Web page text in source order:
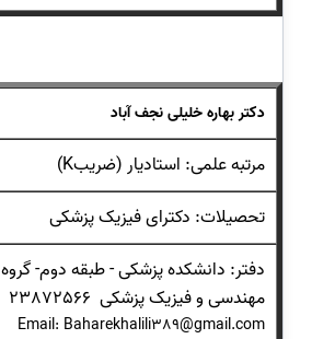
دکتر بهاره خلیلی نجف آباد
مرتبه علمی: استادیار (ضریبK)
تحصیلات: دکترای فیزیک پزشکی
دفتر: دانشکده پزشکی - طبقه دوم- گروه
مهندسی و فیزیک پزشکی 23872566
Email: Baharekhalili389@gmail.com